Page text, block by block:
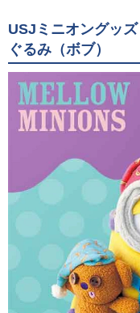
USJミニオングッ
ぐるみ（ボブ）